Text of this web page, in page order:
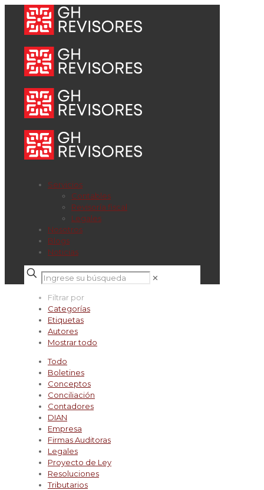
Servicios
Contables
Revisoría fiscal
Legales
Nosotros
Blogs
Noticias
✕
Filtrar por
Categorías
Etiquetas
Autores
Mostrar todo
Todo
Boletines
Conceptos
Conciliación
Contadores
DIAN
Empresa
Firmas Auditoras
Legales
Proyecto de Ley
Resoluciones
Tributarios